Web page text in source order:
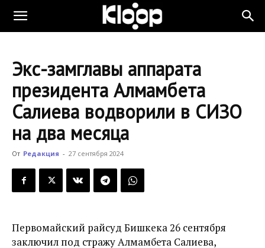
KLOOP.KG
Новости
Кыргызстана
Экс-замглавы аппарата
президента Алмамбета
Салиева водворили в СИЗО
на два месяца
От Редакция - 27 сентября 2024
Первомайский райсуд Бишкека 26 сентября
заключил под стражу Алмамбета Салиева,